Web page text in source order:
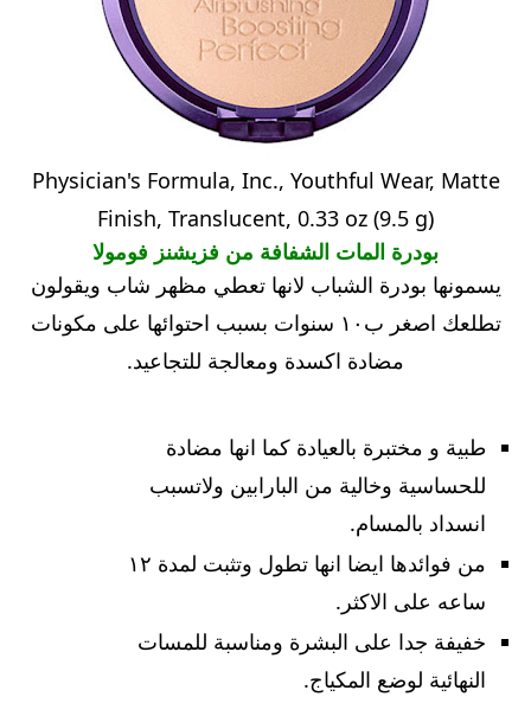
Physician's Formula, Inc., Youthful Wear, Matte
Finish, Translucent, 0.33 oz (9.5 g)
بودرة المات الشفافة من فزيشنز فومولا
يسمونها بودرة الشباب لانها تعطي مظهر شاب ويقولون
تطلعك اصغر ب١٠ سنوات بسبب احتوائها على مكونات
مضادة اكسدة ومعالجة للتجاعيد.
طبية و مختبرة بالعيادة كما انها مضادة
للحساسية وخالية من البارابين ولاتسبب
انسداد بالمسام.
من فوائدها ايضا انها تطول وتثبت لمدة ١٢
ساعه على الاكثر.
خفيفة جدا على البشرة ومناسبة للمسات
النهائية لوضع المكياج.